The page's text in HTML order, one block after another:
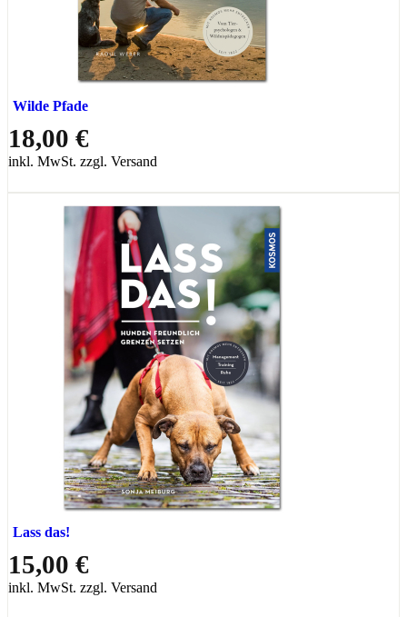
Wilde Pfade
18,00 €
inkl. MwSt. zzgl. Versand
Lass das!
15,00 €
inkl. MwSt. zzgl. Versand